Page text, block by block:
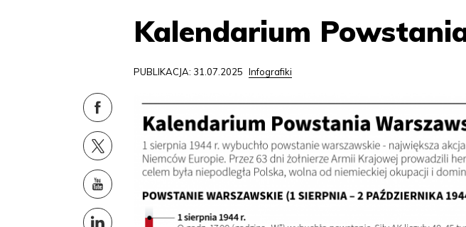
Kalendarium
PUBLIKACJA: 31.07.2025 Infografiki